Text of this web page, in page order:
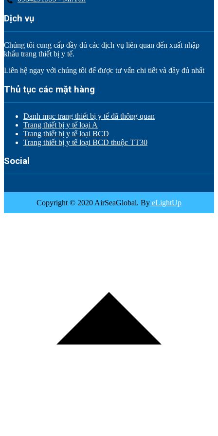
Dịch vụ
Chúng tôi cung cấp đầy đủ các dịch vụ liên quan đến xuất nhập
khẩu trang thiết bị y tế.
Liên hệ ngay với chúng tôi để được tư vấn chi tiết và đầy đủ nhất
Thủ tục các mặt hàng
Danh mục trang thiết bị y tế đã thông quan
Trang thiết bị y tế loại A
Trang thiết bị y tế loại BCD
Trang thiết bị y tế loại BCD thuộc TT30
Social
Copyright © 2020 AirSeaGlobal. By eLightUp